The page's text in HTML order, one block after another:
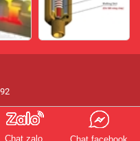
Chat zalo